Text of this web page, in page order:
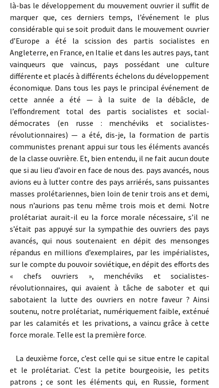
là-bas le développement du mouvement ouvrier il suffit de
marquer que, ces derniers temps, l’événement le plus
considérable qui se soit produit dans le mouvement ouvrier
d’Europe a été la scission des partis socialistes en
Angleterre, en France, en Italie et dans les autres pays, tant
vainqueurs que vaincus, pays possédant une culture
différente et placés à différents échelons du développement
économique. Dans tous les pays le principal événement de
cette année a été — à la suite de la débâcle, de
l’effondrement total des partis socialistes et social-
démocrates (en russe : menchéviks et socialistes-
révolutionnaires) — a été, dis-je, la formation de partis
communistes prenant appui sur tous les éléments avancés
de la classe ouvrière. Et, bien entendu, il ne fait aucun doute
que si au lieu d’avoir en face de nous des. pays avancés, nous
avions eu à lutter contre des pays arriérés, sans puissantes
masses prolétariennes, bien loin de tenir trois ans et demi,
nous n’aurions pas tenu même trois mois et demi. Notre
prolétariat aurait-il eu la force morale nécessaire, s’il ne
s’était pas appuyé sur la sympathie des ouvriers des pays
avancés, qui nous soutenaient en dépit des mensonges
répandus en millions d’exemplaires, par les impérialistes,
sur le compte du pouvoir soviétique, en dépit des efforts des
« chefs ouvriers », menchéviks et socialistes-
révolutionnaires, qui avaient à tâche de saboter et qui
sabotaient la lutte des ouvriers en notre faveur ? Ainsi
soutenu, notre prolétariat, numériquement faible, exténué
par les calamités et les privations, a vaincu grâce à cette
force morale. Telle est la première force.
La deuxième force, c’est celle qui se situe entre le capital
et le prolétariat. C’est la petite bourgeoisie, les petits
patrons ; ce sont les éléments qui, en Russie, forment